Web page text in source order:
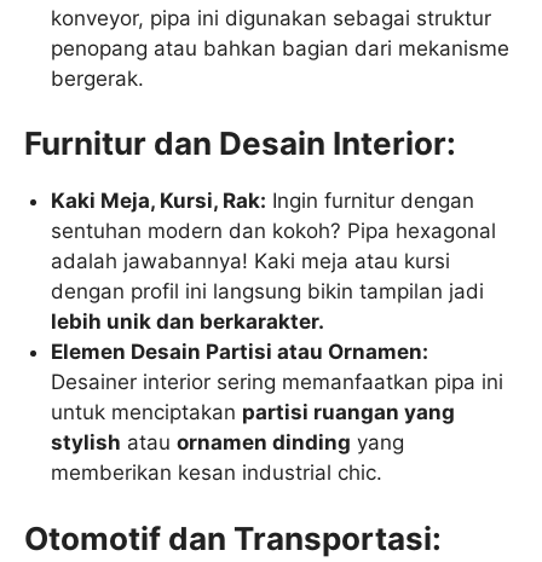
konveyor, pipa ini digunakan sebagai struktur
penopang atau bahkan bagian dari mekanisme
bergerak.
Furnitur dan Desain Interior:
Kaki Meja, Kursi, Rak: Ingin furnitur dengan
sentuhan modern dan kokoh? Pipa hexagonal
adalah jawabannya! Kaki meja atau kursi
dengan profil ini langsung bikin tampilan jadi
lebih unik dan berkarakter.
Elemen Desain Partisi atau Ornamen:
Desainer interior sering memanfaatkan pipa ini
untuk menciptakan partisi ruangan yang
stylish atauornamen dinding yang
memberikan kesan industrial chic.
Otomotif dan Transportasi: